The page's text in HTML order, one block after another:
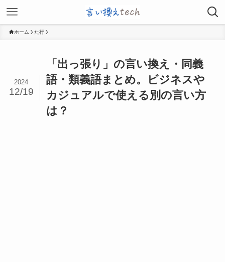
ホーム た行
「出っ張り」の言い換え・同義
語・類義語まとめ。ビジネスや
カジュアルで使える別の言い方
は？
2024
12/19